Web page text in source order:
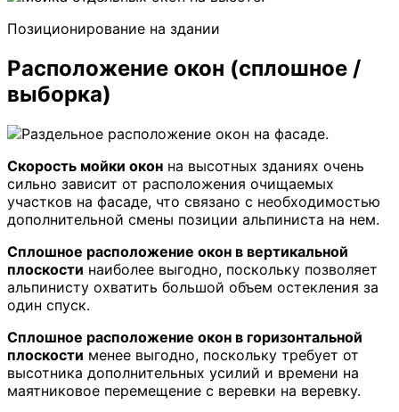
Позиционирование на здании
Расположение окон (сплошное /
выборка)
Скорость мойки окон на высотных зданиях очень
сильно зависит от расположения очищаемых
участков на фасаде, что связано с необходимостью
дополнительной смены позиции альпиниста на нем.
Сплошное расположение окон в вертикальной
плоскости наиболее выгодно, поскольку позволяет
альпинисту охватить большой объем остекления за
один спуск.
Сплошное расположение окон в горизонтальной
плоскости менее выгодно, поскольку требует от
высотника дополнительных усилий и времени на
маятниковое перемещение с веревки на веревку.